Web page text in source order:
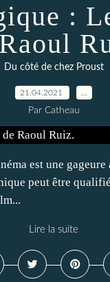
:
Du côté de chez Proust
21.04.2021
Par Catheau
est une
peut être
Lire la suite